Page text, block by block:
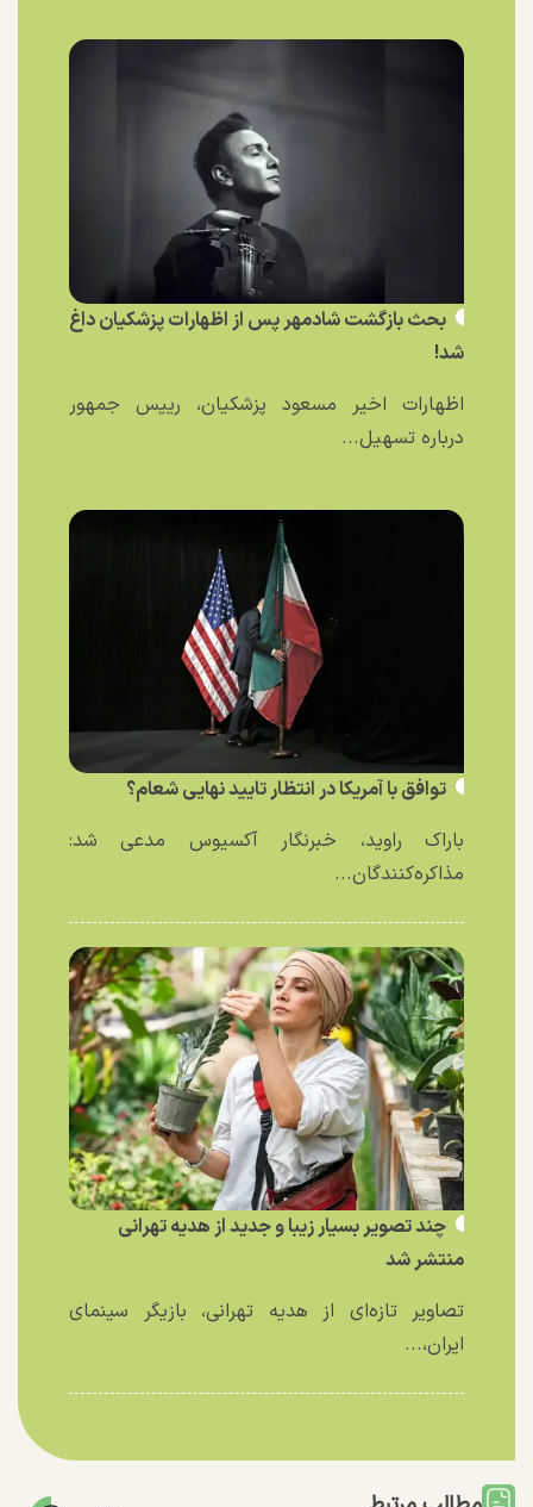
بحث بازگشت شادمهر پس از اظهارات پزشکیان داغ
شد!
اظهارات اخیر مسعود پزشکیان، رییس جمهور
درباره تسهیل...
توافق با آمریکا در انتظار تایید نهایی شعام؟
باراک راوید، خبرنگار آکسیوس مدعی شد:
مذاکره‌کنندگان...
چند تصویر بسیار زیبا و جدید از هدیه تهرانی
منتشر شد
تصاویر تازه‌ای از هدیه تهرانی، بازیگر سینمای
ایران،...